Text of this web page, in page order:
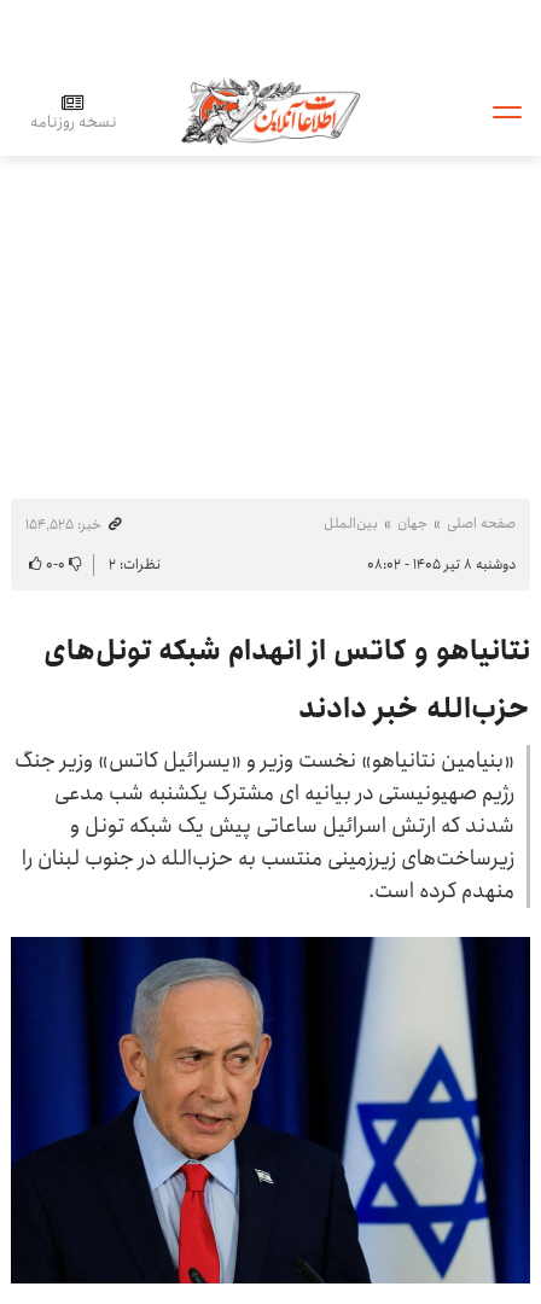
نسخه روزنامه
صفحه اصلی جهان بین‌الملل
خبر: ۱۵۴٬۵۲۵
دوشنبه ۸ تیر ۱۴۰۵ - ۰۸:۰۲
نظرات: ۲ ۰-۰
نتانیاهو و کاتس از انهدام شبکه تونل‌های
حزب‌الله خبر دادند
«بنیامین نتانیاهو» نخست وزیر و «یسرائیل کاتس» وزیر جنگ
رژیم صهیونیستی در بیانیه ای مشترک یکشنبه شب مدعی
شدند که ارتش اسرائیل ساعاتی پیش یک شبکه تونل و
زیرساخت‌های زیرزمینی منتسب به حزب‌الله در جنوب لبنان را
منهدم کرده است.